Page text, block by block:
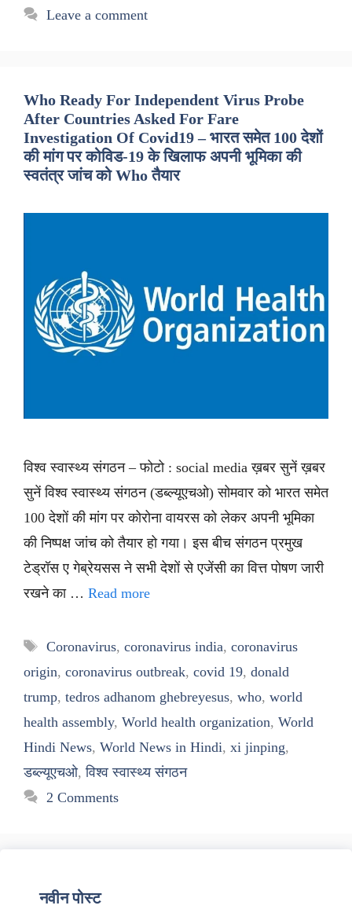
Leave a comment
Who Ready For Independent Virus Probe
After Countries Asked For Fare
Investigation Of Covid19 – भारत समेत 100 देशों
की मांग पर कोविड-19 के खिलाफ अपनी भूमिका की
स्वतंत्र जांच को Who तैयार
विश्व स्वास्थ्य संगठन – फोटो : social media ख़बर सुनें ख़बर
सुनें विश्व स्वास्थ्य संगठन (डब्ल्यूएचओ) सोमवार को भारत समेत
100 देशों की मांग पर कोरोना वायरस को लेकर अपनी भूमिका
की निष्पक्ष जांच को तैयार हो गया। इस बीच संगठन प्रमुख
टेड्रॉस ए गेब्रेयसस ने सभी देशों से एजेंसी का वित्त पोषण जारी
रखने का … Read more
Tags
Coronavirus, coronavirus india, coronavirus
origin, coronavirus outbreak, covid 19, donald
trump, tedros adhanom ghebreyesus, who, world
health assembly, World health organization, World
Hindi News, World News in Hindi, xi jinping,
डब्ल्यूएचओ,विश्व स्वास्थ्य संगठन
2 Comments
नवीन पोस्ट